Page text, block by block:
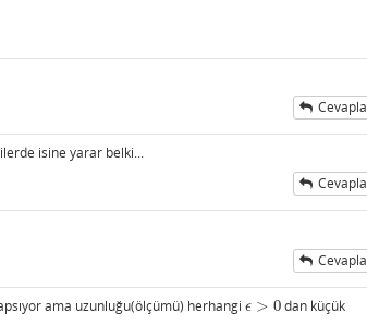
Cevapla
isine yarar belki...
Cevapla
Cevapla
ama uzunluğu(ölçümü) herhangi ϵ > 0
ϵ>0
dan küçük